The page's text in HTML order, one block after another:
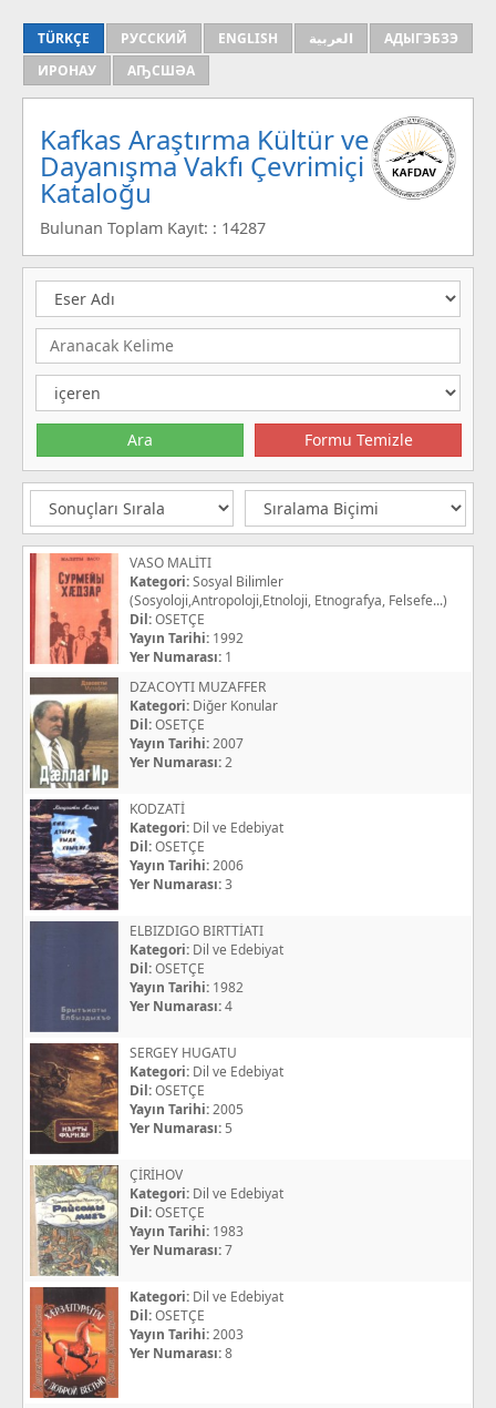
TÜRKÇE РУССКИЙ ENGLISH العربية
АДЫГЭБЗЭ
ИРОНАУ
АҦСШӘА
Kafkas Araştırma Kültür ve
Dayanışma Vakfı Çevrimiçi
Kataloğu
Bulunan Toplam Kayıt: : 14287
VASO MALİTI
Kategori:Sosyal Bilimler
(Sosyoloji,Antropoloji,Etnoloji, Etnografya, Felsefe...)
Dil:OSETÇE
Yayın Tarihi: 1992
Yer Numarası: 1
DZACOYTI MUZAFFER
Kategori: Diğer Konular
Dil:OSETÇE
Yayın Tarihi:2007
Yer Numarası:2
KODZATİ
Kategori: Dil ve Edebiyat
Dil:OSETÇE
Yayın Tarihi:2006
Yer Numarası:3
ELBIZDIGO BIRTTİATI
Kategori: Dil ve Edebiyat
Dil:OSETÇE
Yayın Tarihi: 1982
Yer Numarası:4
SERGEY HUGATU
Kategori: Dil ve Edebiyat
Dil:OSETÇE
Yayın Tarihi:2005
Yer Numarası: 5
ÇİRİHOV
Kategori: Dil ve Edebiyat
Dil:OSETÇE
Yayın Tarihi: 1983
Yer Numarası:7
Kategori: Dil ve Edebiyat
Dil:OSETÇE
Yayın Tarihi:2003
Yer Numarası:8